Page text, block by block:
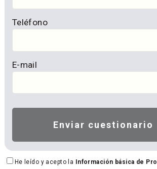
Teléfono
E-mail
He leído y acepto la Información básica de